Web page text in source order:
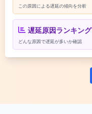
この原因による遅延の傾向を分析
遅延原因ランキング
どんな原因で遅延が多いか確認